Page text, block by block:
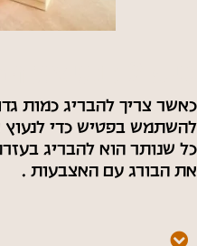
כאשר צריך להבריג כמות
להשתמש בפטיש כדי לנעוץ
כל שנותר הוא להבריג
את הבורג עם האצבעות .